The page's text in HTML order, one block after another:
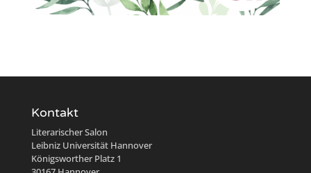
Kontakt
Literarischer Salon
Leibniz Universität Hannover
Königsworther Platz 1